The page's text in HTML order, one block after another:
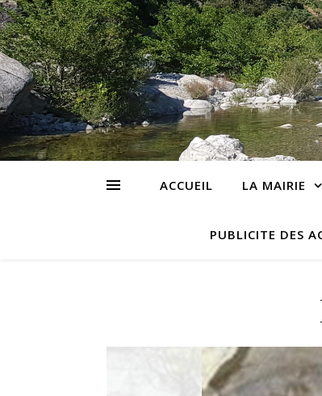
ACCUEIL LA MAIRIE
PUBLICITE DES